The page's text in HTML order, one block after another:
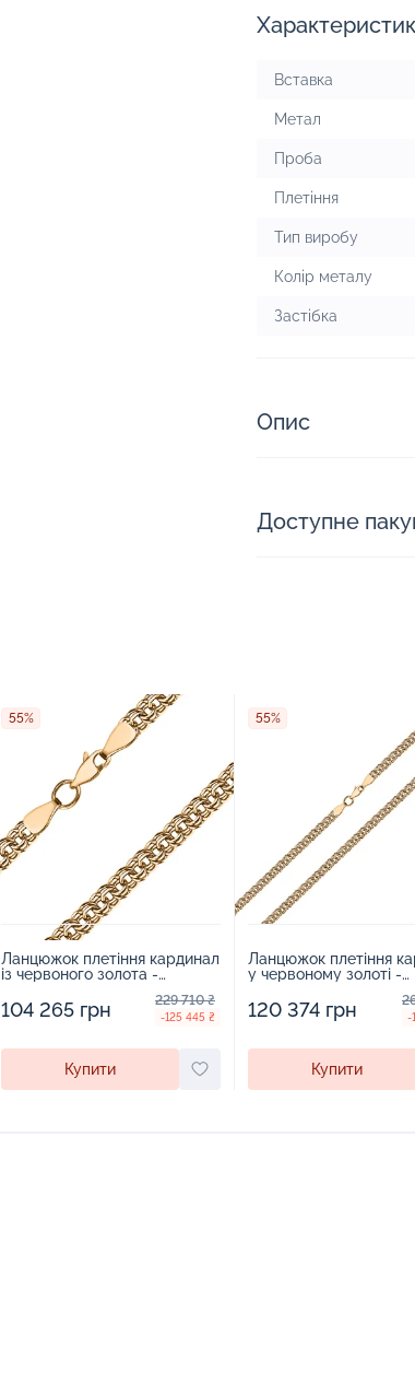
Вставка
Метал
Проба
Плетіння
Тип виробу
Колір металу
Застібка
Опис
Доступне
55%
Ланцюжок плетіння кардинал
із червоного золота -
104 265 грн 229 710 ₴
-125 445 ₴
Купити
55%
Ланцюжок плетіння
у червоному золоті -
120 374 грн -
Купити